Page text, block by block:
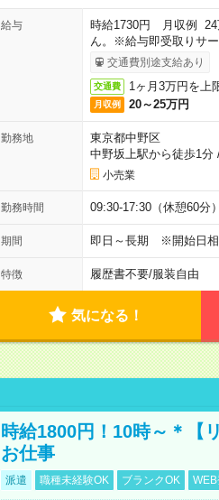
給与
時給1730円 月収例 24
ん。※給与即受取りサー
交通費別途支給あり
交通費 1ヶ月3万円を上
月収例 20～25万円
勤務地
東京都中野区
中野坂上駅から徒歩1分
小売業
勤務時間 09:30-17:30（休憩60分
期間 即日～長期 ※開始日相
特徴 履歴書不要/服装自由
気になる！
時給1800円！10時～＊【
お仕事
派遣 職種未経験OK ブランクOK